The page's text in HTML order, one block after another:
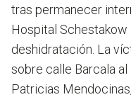
tras permanecer
Hospital Schestakow
deshidratación . La
sobre calle Barcala
Patricias